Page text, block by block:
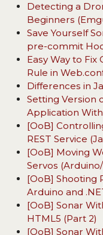
Detecting a
Beginners
Save Yourself
pre-commit
Easy Way to Fix
Rule in
Differences in
Setting Version
Application
[OoB]
REST Service
[OoB] Moving
Servos
[OoB] Shooting
Arduino and
[OoB] Sonar
HTML5 (Part 2)
[OoB] Sonar